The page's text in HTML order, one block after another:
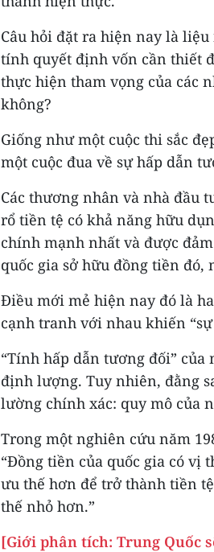
Câu hỏi đặt ra hiện nay là
tính quyết định vốn cần thiết
thực hiện tham vọng của các
không?
Giống như một cuộc thi sắc
một cuộc đua về sự hấp dẫn
Các thương nhân và nhà đầu
rổ tiền tệ có khả năng hữu
chính mạnh nhất và được
quốc gia sở hữu đồng tiền
Điều mới mẻ hiện nay đó là
cạnh tranh với nhau khiến
“Tính hấp dẫn tương đối”
định lượng. Tuy nhiên, đằng
lường chính xác: quy mô của
Trong một nghiên cứu năm
“Đồng tiền của quốc gia có vị
ưu thế hơn để trở thành tiền
thế nhỏ hơn.”
[Giới phân tích: Trung Quốc